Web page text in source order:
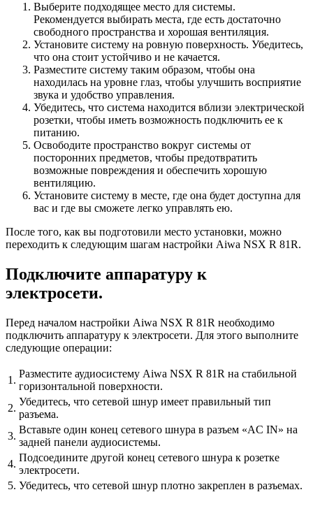
Выберите подходящее место для системы.
Рекомендуется выбирать места, где есть достаточно
свободного пространства и хорошая вентиляция.
Установите систему на ровную поверхность. Убедитесь,
что она стоит устойчиво и не качается.
Разместите систему таким образом, чтобы она
находилась на уровне глаз, чтобы улучшить восприятие
звука и удобство управления.
Убедитесь, что система находится вблизи электрической
розетки, чтобы иметь возможность подключить ее к
питанию.
Освободите пространство вокруг системы от
посторонних предметов, чтобы предотвратить
возможные повреждения и обеспечить хорошую
вентиляцию.
Установите систему в месте, где она будет доступна для
вас и где вы сможете легко управлять ею.
После того, как вы подготовили место установки, можно
переходить к следующим шагам настройки Aiwa NSX R 81R.
Подключите аппаратуру к
электросети.
Перед началом настройки Aiwa NSX R 81R необходимо
подключить аппаратуру к электросети. Для этого выполните
следующие операции:
1.
Разместите аудиосистему Aiwa NSX R 81R на стабильной
горизонтальной поверхности.
2.
Убедитесь, что сетевой шнур имеет правильный тип
разъема.
3.
Вставьте один конец сетевого шнура в разъем «AC IN» на
задней панели аудиосистемы.
4.
Подсоедините другой конец сетевого шнура к розетке
электросети.
5. Убедитесь, что сетевой шнур плотно закреплен в разъемах.